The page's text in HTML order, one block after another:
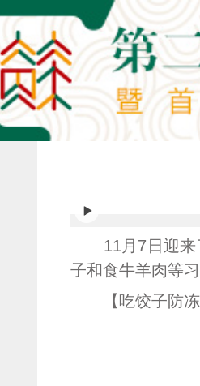
11月7日迎来了
子和食牛羊肉等
【吃饺子防冻